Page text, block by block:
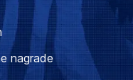
nagrade